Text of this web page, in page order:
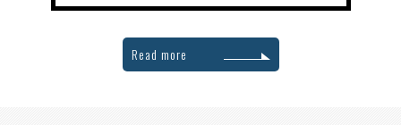
Read more